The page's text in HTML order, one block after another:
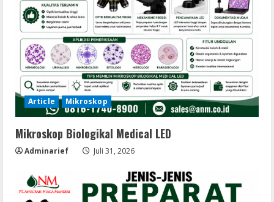
Article Mikroskop
Mikroskop Biologikal Medical LED
Adminarief Juli 31, 2026